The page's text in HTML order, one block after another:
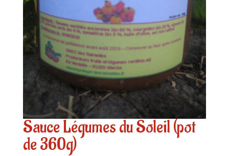
Sauce Légumes du Soleil (pot
de 360g)